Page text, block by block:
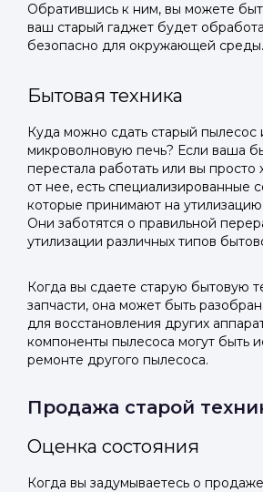
Обратившись к ним, вы можете
ваш старый гаджет будет
безопасно для окружающей среды.
Бытовая техника
Куда можно сдать старый пылесос
микроволновую печь? Если ваша
перестала работать или вы просто
от нее, есть специализированные
которые принимают на утилизацию
Они заботятся о правильной
утилизации различных типов
Когда вы сдаете старую бытовую
запчасти, она может быть
для восстановления других
компоненты пылесоса могут быть
ремонте другого пылесоса.
Продажа старой
Оценка состояния
Когда вы задумываетесь о